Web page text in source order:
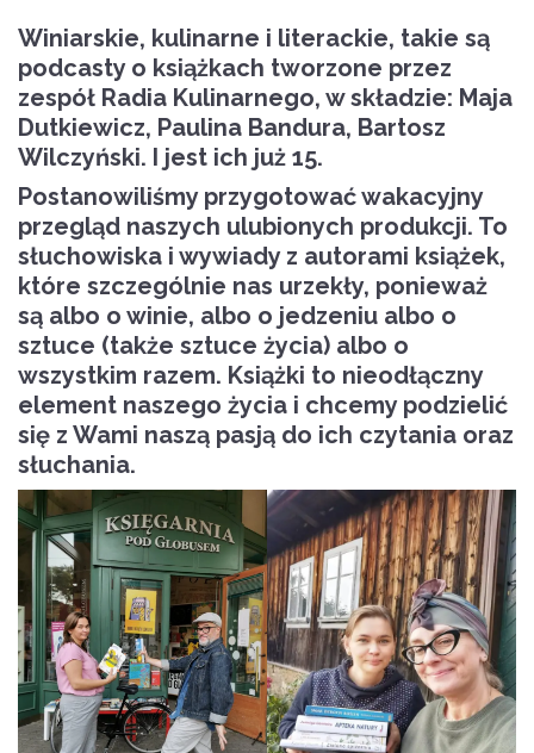
Winiarskie, kulinarne i literackie, takie są
podcasty o książkach tworzone przez
zespół Radia Kulinarnego, w składzie: Maja
Dutkiewicz, Paulina Bandura, Bartosz
Wilczyński. I jest ich już 15.
Postanowiliśmy przygotować wakacyjny
przegląd naszych ulubionych produkcji. To
słuchowiska i wywiady z autorami książek,
które szczególnie nas urzekły, ponieważ
są albo o winie, albo o jedzeniu albo o
sztuce (także sztuce życia) albo o
wszystkim razem. Książki to nieodłączny
element naszego życia i chcemy podzielić
się z Wami naszą pasją do ich czytania oraz
słuchania.